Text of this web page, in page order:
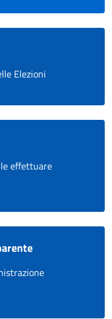
Elezioni
effettuare